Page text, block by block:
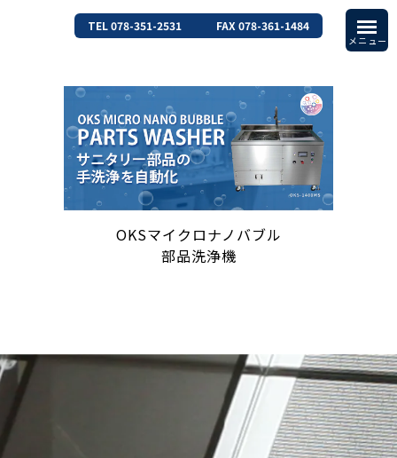
TEL 078-351-2531 FAX 078-361-1484
OKSマイクロナノバブル
部品洗浄機